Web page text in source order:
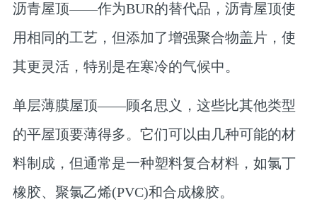
沥青屋顶——作为BUR的替代品，沥青屋顶使
用相同的工艺，但添加了增强聚合物盖片，使
其更灵活，特别是在寒冷的气候中。
单层薄膜屋顶——顾名思义，这些比其他类型
的平屋顶要薄得多。它们可以由几种可能的材
料制成，但通常是一种塑料复合材料，如氯丁
橡胶、聚氯乙烯(PVC)和合成橡胶。